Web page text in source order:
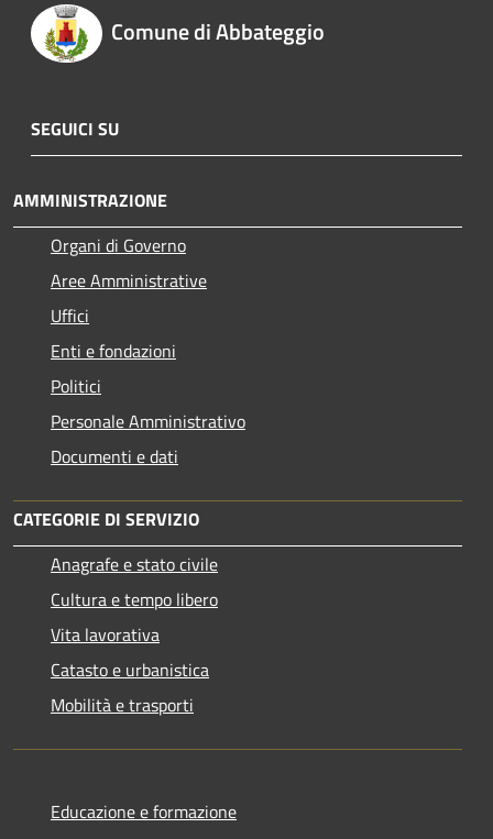
Comune di Abbateggio
SEGUICI SU
AMMINISTRAZIONE
Organi di Governo
Aree Amministrative
Uffici
Enti e fondazioni
Politici
Personale Amministrativo
Documenti e dati
CATEGORIE DI SERVIZIO
Anagrafe e stato civile
Cultura e tempo libero
Vita lavorativa
Catasto e urbanistica
Mobilità e trasporti
Educazione e formazione